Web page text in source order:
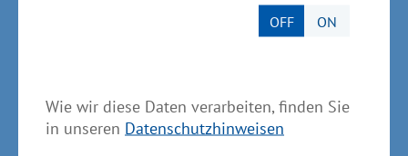
OFF ON
Wie wir diese Daten verarbeiten, finden Sie
in unseren Datenschutzhinweisen